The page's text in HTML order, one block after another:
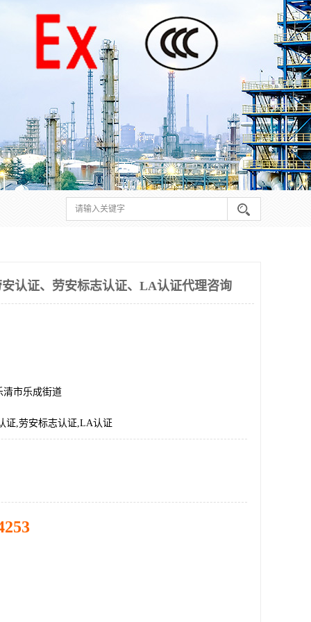
认证、劳安标志认证、LA认证代理咨询
清市乐成街道
证,劳安标志认证,LA认证